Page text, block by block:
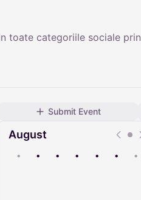
toate categoriile sociale prin
Submit Event
August
• • • • • • •